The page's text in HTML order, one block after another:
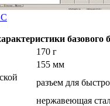
базового
170 г
155 мм
разъем для
нержавеющая